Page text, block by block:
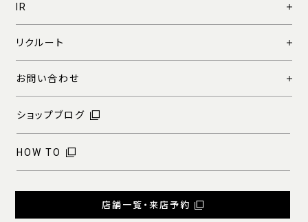
IR
リクルート
お問い合わせ
ショップブログ
HOW TO
店舗一覧・来店予約